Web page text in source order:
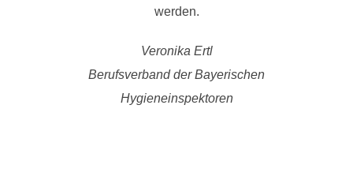
werden.
Veronika Ertl
Berufsverband der Bayerischen
Hygieneinspektoren